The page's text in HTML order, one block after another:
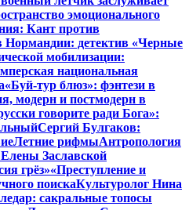
эмоционального
Кант против
Нормандии: детектив «Черные
мобилизации:
национальная
«Буй-тур блюз»: фэнтези в
модерн и постмодерн в
говорите ради Бога»:
Сергий Булгаков:
Летние рифмыАнтропология
Заславской
грёз»«Преступление и
поискаКультуролог Нина
сакральные топосы